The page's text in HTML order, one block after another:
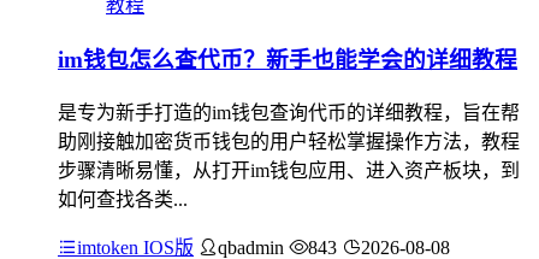
im钱包怎么查代币？新手也能学会的详细教程
是专为新手打造的im钱包查询代币的详细教程，旨在帮
助刚接触加密货币钱包的用户轻松掌握操作方法，教程
步骤清晰易懂，从打开im钱包应用、进入资产板块，到
如何查找各类...
imtoken IOS版 qbadmin 843 2026-08-08